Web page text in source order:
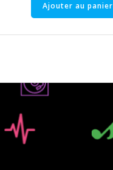
Ajouter au panier